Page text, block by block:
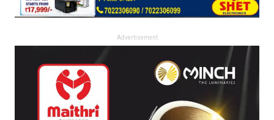
Advertisement